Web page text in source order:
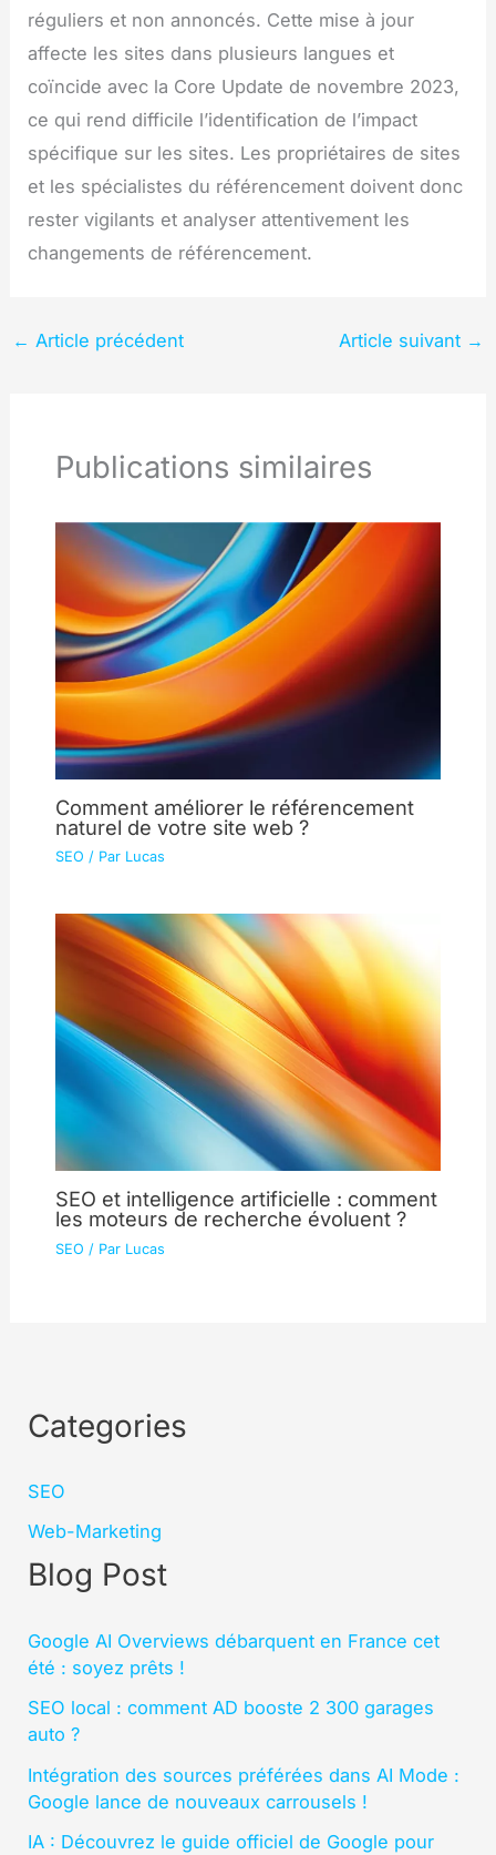
réguliers et non annoncés. Cette mise à jour
affecte les sites dans plusieurs langues et
coïncide avec la Core Update de novembre 2023,
ce qui rend difficile l’identification de l’impact
spécifique sur les sites. Les propriétaires de sites
et les spécialistes du référencement doivent donc
rester vigilants et analyser attentivement les
changements de référencement.
← Article précédent Article suivant →
Publications similaires
Comment améliorer le référencement
naturel de votre site web ?
SEO / Par Lucas
SEO et intelligence artificielle : comment
les moteurs de recherche évoluent ?
SEO / Par Lucas
Categories
SEO
Web-Marketing
Blog Post
Google AI Overviews débarquent en France cet
été : soyez prêts !
SEO local : comment AD booste 2 300 garages
auto ?
Intégration des sources préférées dans AI Mode :
Google lance de nouveaux carrousels !
IA : Découvrez le guide officiel de Google pour